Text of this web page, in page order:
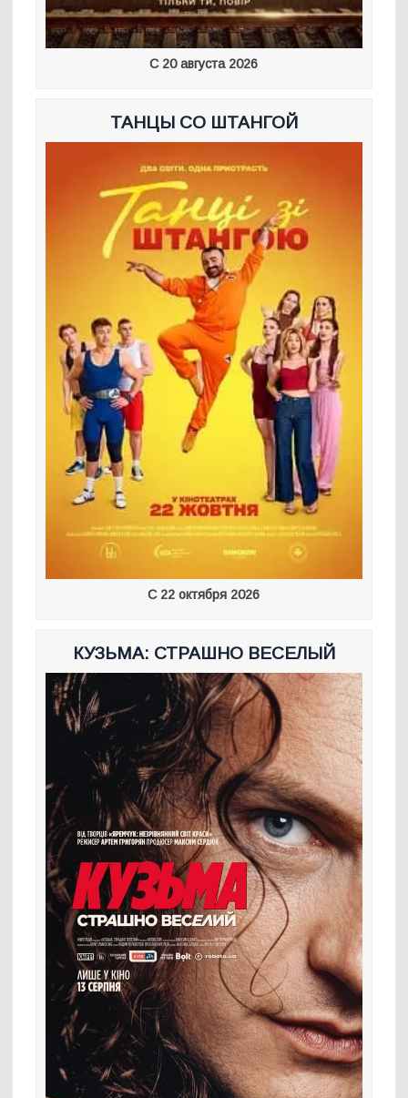
С 20 августа 2026
ТАНЦЫ СО ШТАНГОЙ
С 22 октября 2026
КУЗЬМА: СТРАШНО ВЕСЕЛЫЙ